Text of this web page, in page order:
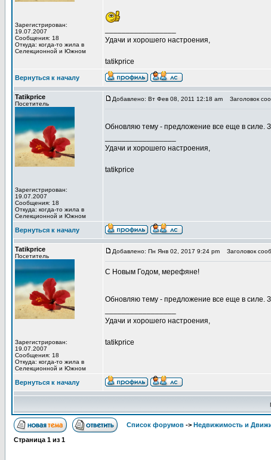
Зарегистрирован:
19.07.2007
Сообщения: 18
Откуда: когда-то жила в
Cелекционной и Южном
Удачи и хорошего настроения,
tatikprice
Вернуться к началу
Tatikprice
Посетитель
Зарегистрирован:
19.07.2007
Сообщения: 18
Откуда: когда-то жила в
Cелекционной и Южном
Добавлено: Вт Фев 08, 2011 12:18 am Заголовок
Обновляю тему - предложение все еще в силе.
Удачи и хорошего настроения,
tatikprice
Вернуться к началу
Tatikprice
Посетитель
Зарегистрирован:
19.07.2007
Сообщения: 18
Откуда: когда-то жила в
Cелекционной и Южном
Добавлено: Пн Янв 02, 2017 9:24 pm Заголовок
С Новым Годом, мерефяне!
Обновляю тему - предложение все еще в силе.
Удачи и хорошего настроения,
tatikprice
Вернуться к началу
Список форумов -> Недвижимость и
Страница 1 из 1